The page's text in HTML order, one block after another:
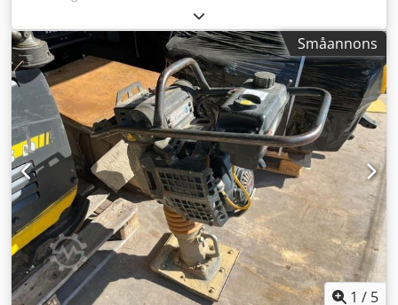
driftstimmar! ---- * Tillverkare: Bomag * Modell:
BW213PDH-4 * Tillverkningsår: 2012 * Visade driftstimmar:
ca 5 598 Djdpfx Aoyt Uirjarock * Driftsvikt: 13 100 kg * A/C –
luftkonditionering * Tysk maskin * 119 kW * Deutz
dieselmotor * Fler bilder och video finns på begäran * Pris:
39 900 euro, netto + 19 % moms ---- Vid frågor, vänligen
ring: För fler frågor, ring gärna: Erik Kortum: WhatsApp Kai
Kortum: WhatsApp All information lämnas utan ansvar och
garanti. Med reservation för fel och mellanförsäljning.
Småannons
1 / 5